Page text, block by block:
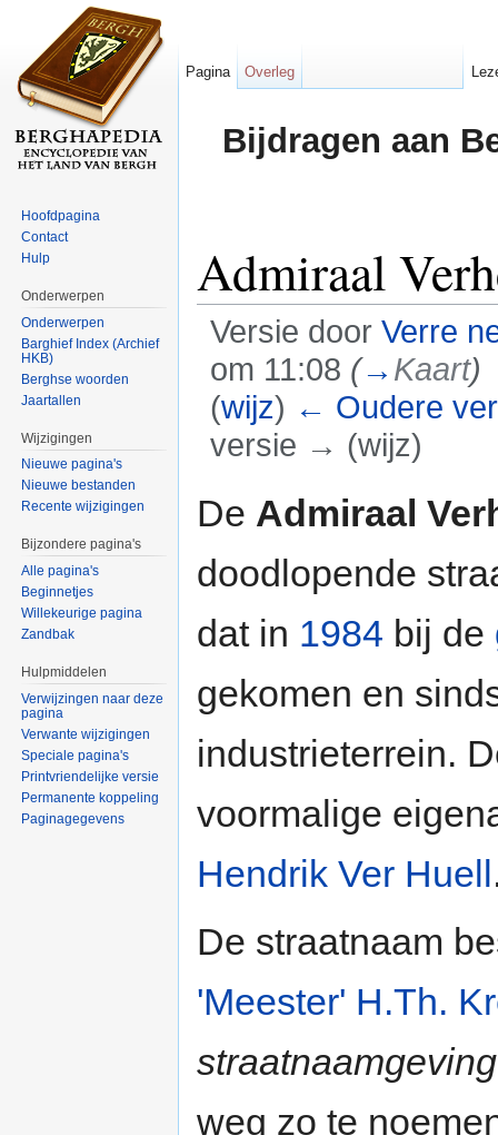
Bijdragen aan
Admiraal
Versie door Verre
om 11:08 (→ Kaart)
(wijz) ← Oudere
versie → (wijz)
De Admiraal
doodlopende
dat in 1984 bij de
gekomen en
industrieterrein.
voormalige
Hendrik Ver Huell
De straatnaam
'Meester' H.Th.
weg zo te
Pagina Overleg
Hoofdpagina
Contact
Hulp
Onderwerpen
Onderwerpen
Barghief Index (Archief
HKB)
Berghse woorden
Jaartallen
Wijzigingen
Nieuwe pagina's
Nieuwe bestanden
Recente wijzigingen
Bijzondere pagina's
Alle pagina's
Beginnetjes
Willekeurige pagina
Zandbak
Hulpmiddelen
Verwijzingen naar deze
pagina
Verwante wijzigingen
Speciale pagina's
Printvriendelijke versie
Permanente koppeling
Paginagegevens